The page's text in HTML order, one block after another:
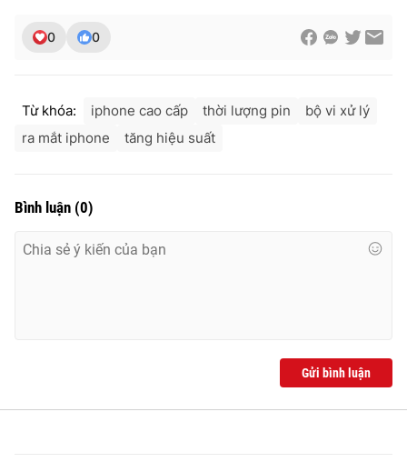
0 0
Từ khóa: iphone cao cấp thời lượng pin
bộ vi xử lý
ra mắt iphone
tăng hiệu suất
Bình luận (0)
Gửi bình luận